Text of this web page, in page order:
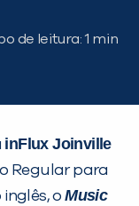
de leitura:
inFlux Joinville
Regular para
inglês, oMusic
MÉTODO